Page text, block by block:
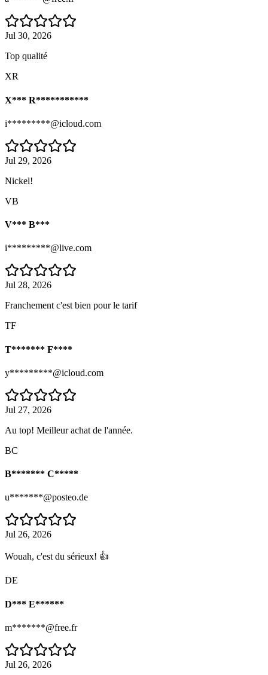
Jul 30, 2026
Top qualité
XR
X*** R***********
i*********@icloud.com
Jul 29, 2026
Nickel!
VB
V*** B***
i*********@live.com
Jul 28, 2026
Franchement c'est bien pour le tarif
TF
T******* F****
y*********@icloud.com
Jul 27, 2026
Au top! Meilleur achat de l'année.
BC
B******* C*****
u*******@posteo.de
Jul 26, 2026
Wouah, c'est du sérieux! 👍
DE
D*** E******
m*******@free.fr
Jul 26, 2026